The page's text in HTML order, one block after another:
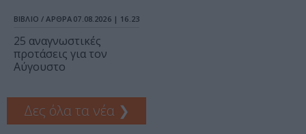
ΒΙΒΛΙΟ / ΑΡΘΡΑ 07.08.2026 | 16.23
25 αναγνωστικές
προτάσεις για τον
Αύγουστο
Δες όλα τα νέα ❯